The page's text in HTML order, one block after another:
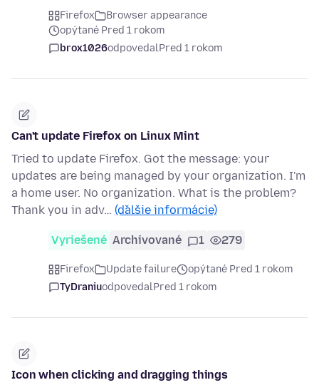
Firefox
Browser appearance
opýtané Pred 1 rokom
brox1026odpovedalPred 1 rokom
Can't update Firefox on Linux Mint
Tried to update Firefox. Got the message: your
updates are being managed by your organization. I'm
a home user. No organization. What is the problem?
Thank you in adv… (ďalšie informácie)
Vyriešené Archivované 1 279
Firefox Update failure
opýtané Pred 1 rokom
TyDraniuodpovedalPred 1 rokom
Icon when clicking and dragging things